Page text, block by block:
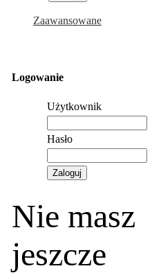
Zaawansowane
Logowanie
Użytkownik
Hasło
Nie masz
jeszcze